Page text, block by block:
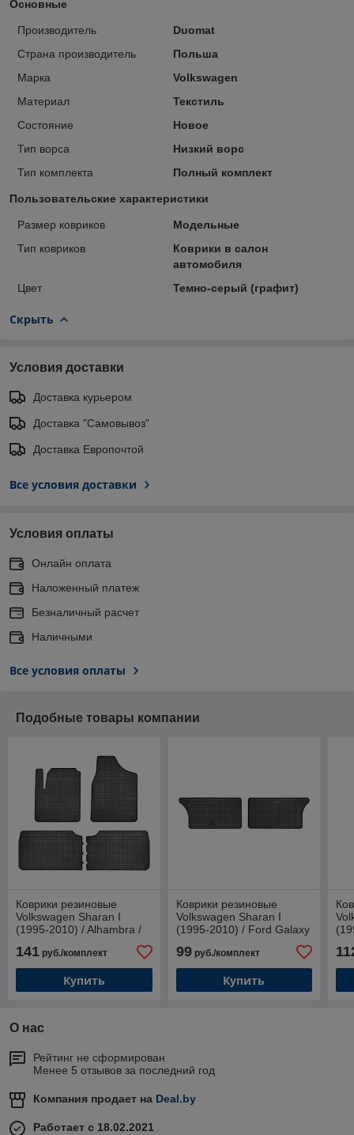
Основные
Производитель
Duomat
Страна производитель
Польша
Марка
Volkswagen
Материал
Текстиль
Состояние
Новое
Тип ворса
Низкий ворс
Тип комплекта
Полный комплект
Пользовательские характеристики
Размер ковриков
Модельные
Тип ковриков
Коврики в салон
автомобиля
Цвет
Темно-серый (графит)
Скрыть
Условия доставки
Доставка курьером
Доставка "Самовывоз"
Доставка Европочтой
Все условия доставки
Условия оплаты
Онлайн оплата
Наложенный платеж
Безналичный расчет
Наличными
Все условия оплаты
Подобные товары компании
Коврики резиновые
Volkswagen Sharan I
(1995-2010) / Alhambra /
Galaxy (1995-2006) / VW
Шаран (Frogum)
141 руб./комплект
Купить
Коврики резиновые
Volkswagen Sharan I
(1995-2010) / Ford Galaxy
Фольксваген VW Шаран I
(Frogum)
99руб./комплект
Купить
О нас
Рейтинг не сформирован
Менее 5 отзывов за последний год
Компания продает на Deal.by
Работает с 18.02.2021